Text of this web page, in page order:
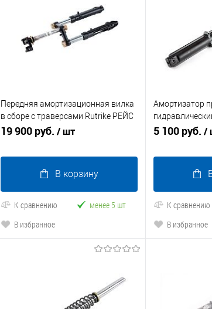
Передняя амортизационная вилка
в сборе с траверсами Rutrike РЕЙС
2025
19 900 руб. / шт
В корзину
К сравнению
менее 5 шт
В избранное
Амортизатор
Антей-У
5 100 руб. /
К сравнению
В избранное